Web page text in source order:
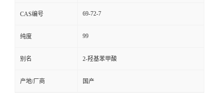
CAS编号 69-72-7
纯度 99
别名 2-羟基苯甲酸
产地/厂商 国产